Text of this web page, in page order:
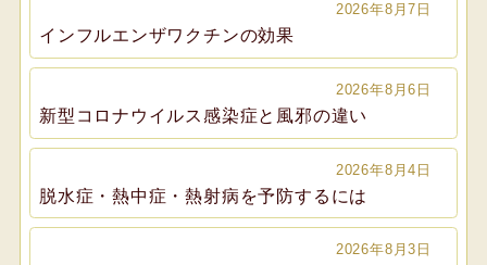
2026年8月7日
インフルエンザワクチンの効果
2026年8月6日
新型コロナウイルス感染症と風邪の違い
2026年8月4日
脱水症・熱中症・熱射病を予防するには
2026年8月3日